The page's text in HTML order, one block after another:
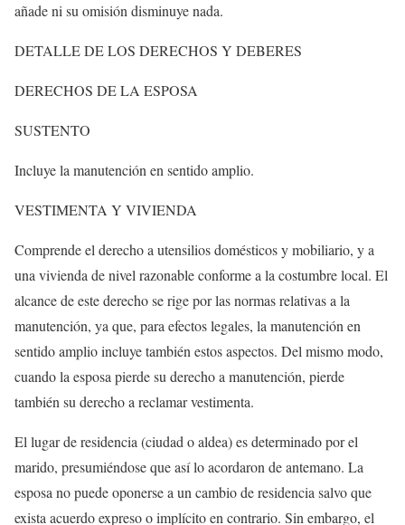
añade ni su omisión disminuye nada.
DETALLE DE LOS DERECHOS Y DEBERES
DERECHOS DE LA ESPOSA
SUSTENTO
Incluye la manutención en sentido amplio.
VESTIMENTA Y VIVIENDA
Comprende el derecho a utensilios domésticos y mobiliario, y a
una vivienda de nivel razonable conforme a la costumbre local. El
alcance de este derecho se rige por las normas relativas a la
manutención, ya que, para efectos legales, la manutención en
sentido amplio incluye también estos aspectos. Del mismo modo,
cuando la esposa pierde su derecho a manutención, pierde
también su derecho a reclamar vestimenta.
El lugar de residencia (ciudad o aldea) es determinado por el
marido, presumiéndose que así lo acordaron de antemano. La
esposa no puede oponerse a un cambio de residencia salvo que
exista acuerdo expreso o implícito en contrario. Sin embargo, el